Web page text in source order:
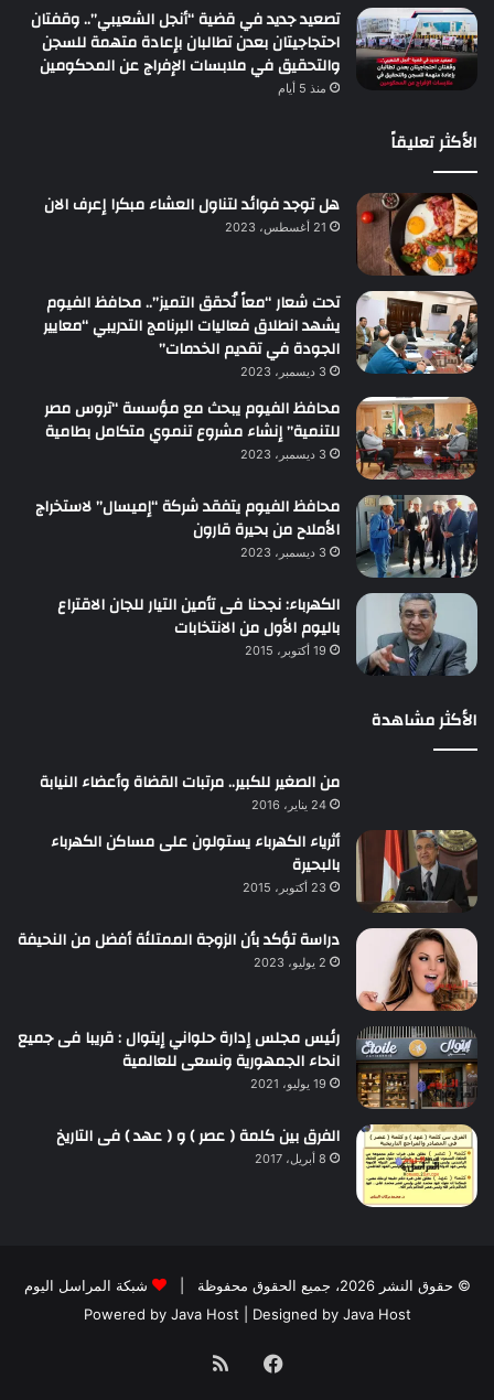
تصعيد جديد في قضية “أنجل الشعيبي”.. وقفتان
احتجاجيتان بعدن تطالبان بإعادة متهمة للسجن
والتحقيق في ملابسات الإفراج عن المحكومين
منذ 5 أيام
الأكثر تعليقاً
هل توجد فوائد لتناول العشاء مبكرا إعرف الان
21 أغسطس، 2023
تحت شعار “معاً نُحقق التميز”.. محافظ الفيوم
يشهد انطلاق فعاليات البرنامج التدريبي “معايير
الجودة في تقديم الخدمات”
3 ديسمبر، 2023
محافظ الفيوم يبحث مع مؤسسة “تروس مصر
للتنمية” إنشاء مشروع تنموي متكامل بطامية
3 ديسمبر، 2023
محافظ الفيوم يتفقد شركة “إميسال” لاستخراج
الأملاح من بحيرة قارون
3 ديسمبر، 2023
الكهرباء: نجحنا فى تأمين التيار للجان الاقتراع
باليوم الأول من الانتخابات
19 أكتوبر، 2015
الأكثر مشاهدة
من الصغير للكبير.. مرتبات القضاة وأعضاء النيابة
24 يناير، 2016
أثرياء الكهرباء يستولون على مساكن الكهرباء
بالبحيرة
23 أكتوبر، 2015
دراسة تؤكد بأن الزوجة الممتلئة أفضل من النحيفة
2 يوليو، 2023
رئيس مجلس إدارة حلواني إيتوال : قريبا فى جميع
انحاء الجمهورية ونسعى للعالمية
19 يوليو، 2021
الفرق بين كلمة ( عصر ) و ( عهد ) فى التاريخ
8 أبريل، 2017
© حقوق النشر 2026، جميع الحقوق محفوظة |
شبكة المراسل اليوم
Powered by Java Host | Designed by Java Host
فيسبوكملخص